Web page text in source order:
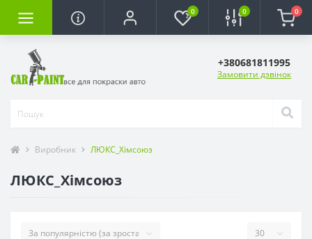
0 0 0
+380681811995
Замовити дзвінок
Виробник ЛЮКС_Хімсоюз
ЛЮКС_Хімсоюз